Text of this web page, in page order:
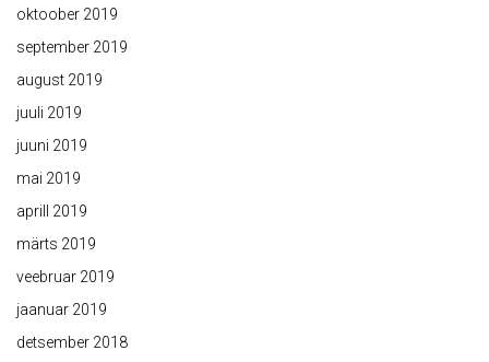
oktoober 2019
september 2019
august 2019
juuli 2019
juuni 2019
mai 2019
aprill 2019
märts 2019
veebruar 2019
jaanuar 2019
detsember 2018